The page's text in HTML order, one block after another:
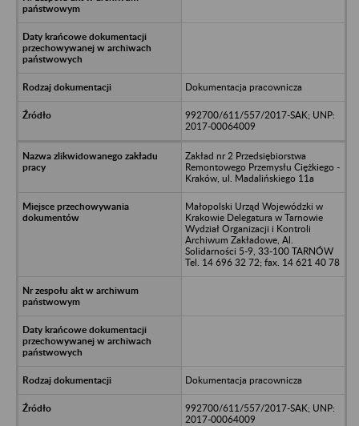
Dokumentacja pracownicza
992700/611/557/2017-SAK; UNP:
2017-00064009
Zakład nr 2 Przedsiębiorstwa
Remontowego Przemysłu Ciężkiego -
Kraków, ul. Madalińskiego 11a
Małopolski Urząd Wojewódzki w
Krakowie Delegatura w Tarnowie
Wydział Organizacji i Kontroli
Archiwum Zakładowe, Al.
Solidarności 5-9, 33-100 TARNÓW
Tel. 14 696 32 72; fax. 14 621 40 78
Dokumentacja pracownicza
992700/611/557/2017-SAK; UNP:
2017-00064009